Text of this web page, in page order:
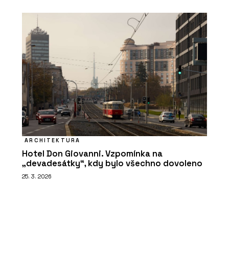
ARCHITEKTURA
Hotel Don Giovanni. Vzpomínka na
„devadesátky“, kdy bylo všechno dovoleno
25. 3. 2026